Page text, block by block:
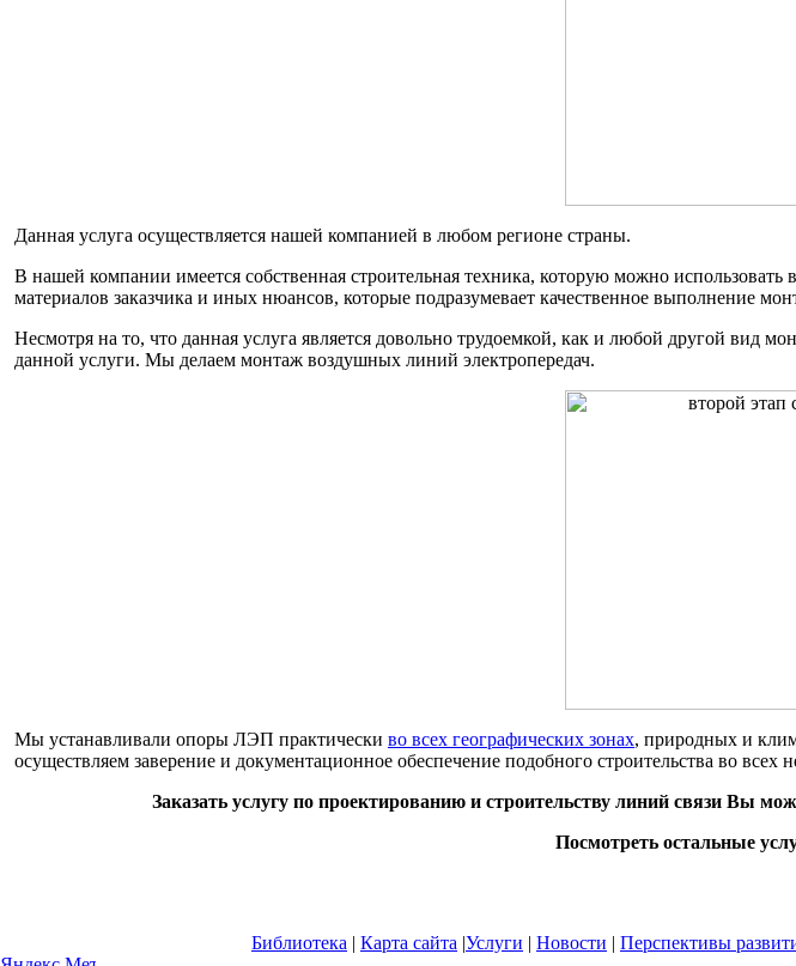
Данная услуга осуществляется нашей компанией в любом регионе страны.
В нашей компании имеется собственная строительная техника, которую можно
материалов заказчика и иных нюансов, которые подразумевает качественное выполнение
Несмотря на то, что данная услуга является довольно трудоемкой, как и любой другой вид
данной услуги. Мы делаем монтаж воздушных линий электропередач.
Мы устанавливали опоры ЛЭП практически во всех географических зонах, природных и
осуществляем заверение и документационное обеспечение подобного строительства во всех
Заказать услугу по проектированию и строительству линий связи Вы
Посмотреть остальные
Библиотека | Карта сайта |Услуги | Новости | Перспективы